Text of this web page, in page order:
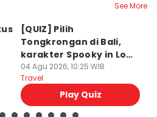
See More
[QUIZ] Pilih
Tongkrongan di Bali,
karakter Spooky in Love
Ini Mirip Kamu
04 Agu 2026, 10:25 WIB
Travel
Play Quiz